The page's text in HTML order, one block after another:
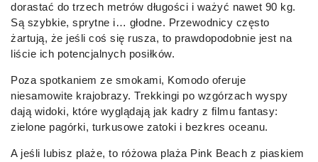
dorastać do trzech metrów długości i ważyć nawet 90 kg.
Są szybkie, sprytne i… głodne. Przewodnicy często
żartują, że jeśli coś się rusza, to prawdopodobnie jest na
liście ich potencjalnych posiłków.
Poza spotkaniem ze smokami, Komodo oferuje
niesamowite krajobrazy. Trekkingi po wzgórzach wyspy
dają widoki, które wyglądają jak kadry z filmu fantasy:
zielone pagórki, turkusowe zatoki i bezkres oceanu.
A jeśli lubisz plaże, to różowa plaża Pink Beach z piaskiem